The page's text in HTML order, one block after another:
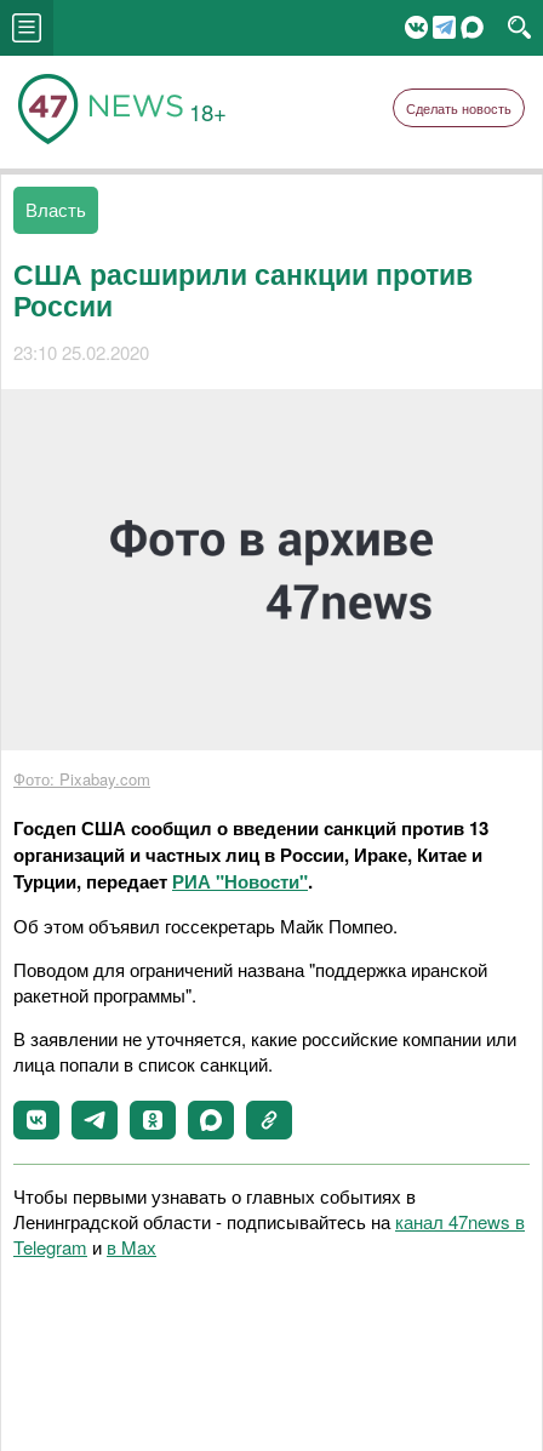
18+ Сделать новость
Власть
США расширили санкции против
России
23:10 25.02.2020
Фото: Pixabay.com
Госдеп США сообщил о введении санкций против 13
организаций и частных лиц в России, Ираке, Китае и
Турции, передает РИА "Новости".
Об этом объявил госсекретарь Майк Помпео.
Поводом для ограничений названа "поддержка иранской
ракетной программы".
В заявлении не уточняется, какие российские компании или
лица попали в список санкций.
Чтобы первыми узнавать о главных событиях в
Ленинградской области - подписывайтесь на канал 47news в
Telegram и в Maх